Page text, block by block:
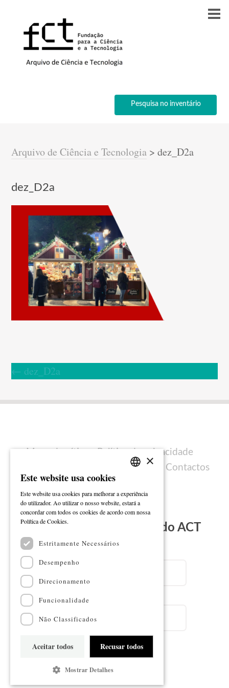
Pesquisa no inventário
Arquivo de Ciência e Tecnologia >dez_D2a
dez_D2a
← dez_D2a
Mapa do sítio
Política de privacidade
Ficha técnica Contactos
Subscreva a Newsletter do ACT
Subscrever
Mapa do sítio
ENGLISH
×
Este website usa cookies
Este website usa cookies para melhorar a experiência
do utilizador. Ao utilizar o nosso website, estará a
concordar com todos os cookies de acordo com nossa
Política de Cookies.
Estritamente Necessários
Desempenho
Direcionamento
Funcionalidade
Não Classificados
Aceitar todos Recusar todos
Mostrar Detalhes